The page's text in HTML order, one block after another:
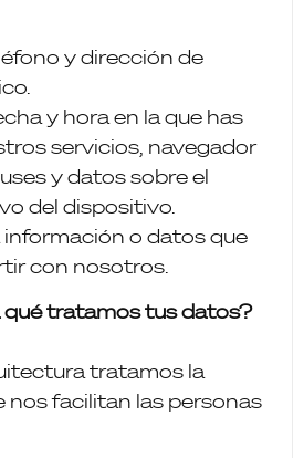
y dirección de
y hora en la que has
servicios, navegador
y datos sobre el
del dispositivo.
información o datos que
con nosotros.
qué tratamos tus datos?
tratamos la
nos facilitan las personas